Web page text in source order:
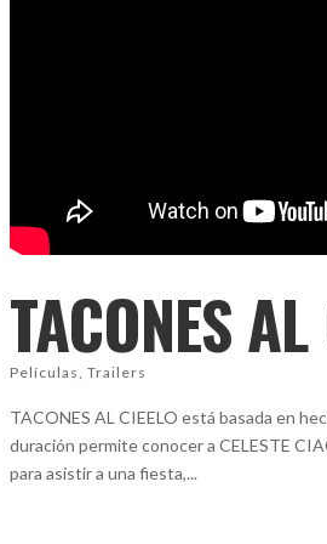
TACONES
Películas ,Trailers
TACONES AL CIEELO está basada en
duración permite conocer a CELESTE
para asistir a una fiesta,...